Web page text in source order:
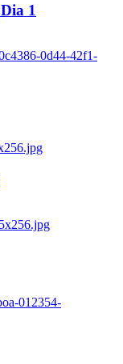
1
0d44-42f1-
012354-